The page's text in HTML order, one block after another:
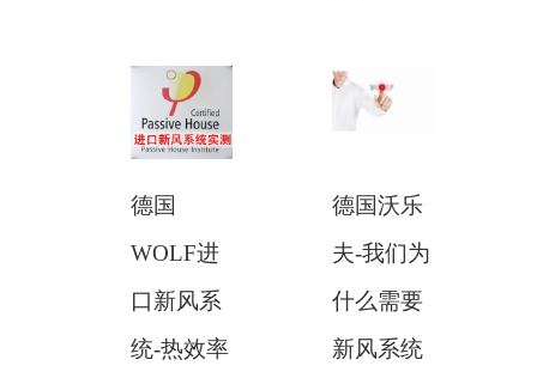
德国
WOLF进
口新风系
统-热效率
德国沃乐
夫-我们为
什么需要
新风系统